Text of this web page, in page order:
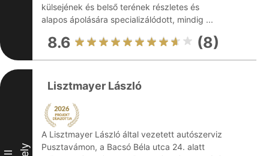
külsejének és belső terének részletes és
alapos ápolására specializálódott, mindig ...
8.6 (8)
III
Lisztmayer László
A Lisztmayer László által vezetett autószerviz
Pusztavámon, a Bacsó Béla utca 24. alatt